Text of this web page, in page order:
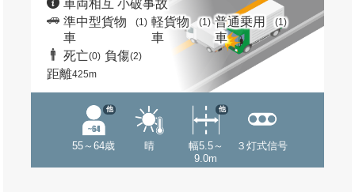
車両相互 小破事故
準中型貨物
車
(1) 軽貨物
車
(1) 普通乗用
車
(1)
死亡(0) 負傷(2)
距離425m
55～64歳
他
晴
幅5.5～
9.0m
他
３灯式信号